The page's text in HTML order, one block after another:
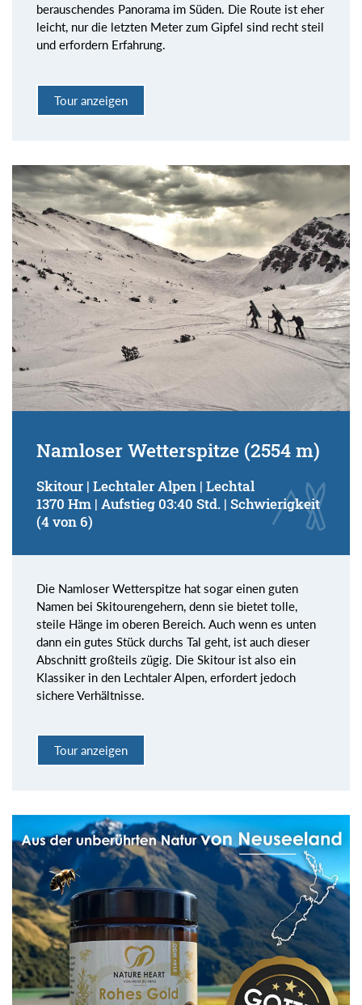
berauschendes Panorama im Süden. Die Route ist eher
leicht, nur die letzten Meter zum Gipfel sind recht steil
und erfordern Erfahrung.
Tour anzeigen
Namloser Wetterspitze (2554 m)
Skitour | Lechtaler Alpen | Lechtal
1370 Hm | Aufstieg 03:40 Std. | Schwierigkeit
(4 von 6)
Die Namloser Wetterspitze hat sogar einen guten
Namen bei Skitourengehern, denn sie bietet tolle,
steile Hänge im oberen Bereich. Auch wenn es unten
dann ein gutes Stück durchs Tal geht, ist auch dieser
Abschnitt großteils zügig. Die Skitour ist also ein
Klassiker in den Lechtaler Alpen, erfordert jedoch
sichere Verhältnisse.
Tour anzeigen